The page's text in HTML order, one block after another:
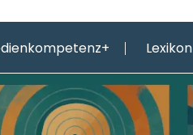
Lexikon